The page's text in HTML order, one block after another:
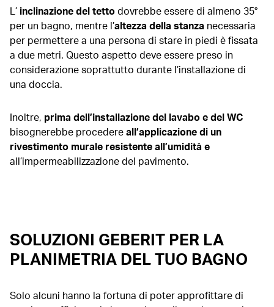
L’ inclinazione del tettodovrebbe essere di almeno 35°
per un bagno, mentre l’altezza della stanza necessaria
per permettere a una persona di stare in piedi è fissata
a due metri. Questo aspetto deve essere preso in
considerazione soprattutto durante l’installazione di
una doccia.
Inoltre, prima dell’installazione del lavabo e del WC
bisognerebbe procedereall’applicazione di un
rivestimento murale resistente all’umidità e
all’impermeabilizzazione del pavimento.
SOLUZIONI GEBERIT PER LA
PLANIMETRIA DEL TUO BAGNO
Solo alcuni hanno la fortuna di poter approfittare di